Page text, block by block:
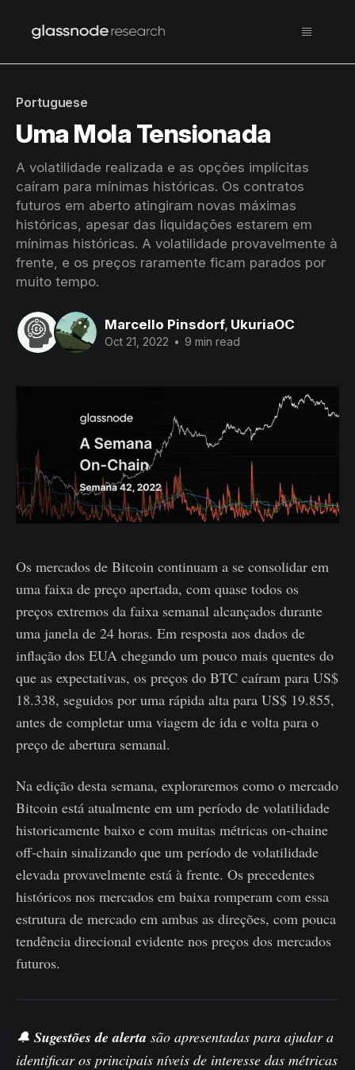
Portuguese
Uma Mola Tensionada
A volatilidade realizada e as opções implícitas
caíram para mínimas históricas. Os contratos
futuros em aberto atingiram novas máximas
históricas, apesar das liquidações estarem em
mínimas históricas. A volatilidade provavelmente à
frente, e os preços raramente ficam parados por
muito tempo.
Marcello Pinsdorf, UkuriaOC
Oct 21, 2022 • 9 min read
Os mercados de Bitcoin continuam a se consolidar em
uma faixa de preço apertada, com quase todos os
preços extremos da faixa semanal alcançados durante
uma janela de 24 horas. Em resposta aos dados de
inflação dos EUA chegando um pouco mais quentes do
que as expectativas, os preços do BTC caíram para US$
18.338, seguidos por uma rápida alta para US$ 19.855,
antes de completar uma viagem de ida e volta para o
preço de abertura semanal.
Na edição desta semana, exploraremos como o mercado
Bitcoin está atualmente em um período de volatilidade
historicamente baixo e com muitas métricas on-chaine
off-chain sinalizando que um período de volatilidade
elevada provavelmente está à frente. Os precedentes
históricos nos mercados em baixa romperam com essa
estrutura de mercado em ambas as direções, com pouca
tendência direcional evidente nos preços dos mercados
futuros.
🔔 Sugestões de alerta são apresentadas para ajudar a
identificar os principais níveis de interesse das métricas